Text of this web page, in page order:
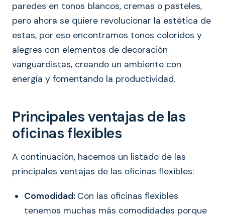
paredes en tonos blancos, cremas o pasteles,
pero ahora se quiere revolucionar la estética de
estas, por eso encontramos tonos coloridos y
alegres con elementos de decoración
vanguardistas, creando un ambiente con
energía y fomentando la productividad.
Principales ventajas de las
oficinas flexibles
A continuación, hacemos un listado de las
principales ventajas de las oficinas flexibles:
Comodidad: Con las oficinas flexibles
tenemos muchas más comodidades porque